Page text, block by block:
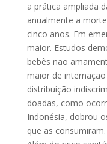
a prática ampliada
anualmente a
cinco anos. Em
maior. Estudos
bebês não
maior de
distribuição
doadas, como
Indonésia, dobrou
que as consumiram.